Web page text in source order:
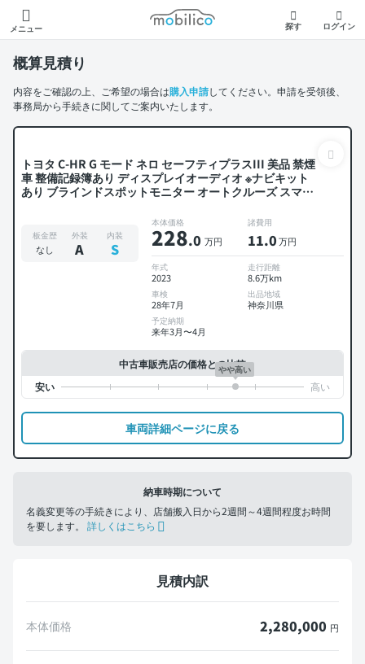
メニュー
モビリコ
探す ログイン
概算見積り
内容をご確認の上、ご希望の場合は購入申請してください。申請を受領後、
事務局から手続きに関してご案内いたします。
トヨタ C-HR G モード ネロ セーフティプラスIII 美品 禁煙
車 整備記録簿あり ディスプレイオーディオ ※ナビキット
あり ブラインドスポットモニター オートクルーズ スマー
板金歴
なし
外装
A
内装
S
本体価格
228.0 万円
諸費用
11.0万円
年式
2023
走行距離
8.6万km
車検
28年7月
出品地域
神奈川県
予定納期
来年3月〜4月
中古車販売店の価格との比較
やや高い
車両詳細ページに戻る
納車時期について
名義変更等の手続きにより、店舗搬入日から2週間～4週間程度お時間
を要します。 詳しくはこちら
見積内訳
本体価格 2,280,000 円